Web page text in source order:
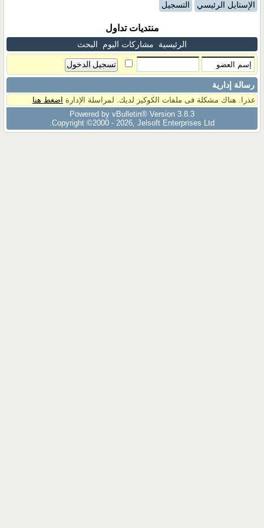
الإستايل الرئيسي التسجيل
منتديات تداول
الرئيسية مشاركات اليوم البحث
رسالة إدارية
عذرا. هناك مشكلة فى ملفات الكوكيز لديك. لمراسلة الإدارة اضغط هنا
Powered by vBulletin® Version 3.8.3
Copyright ©2000 - 2026, Jelsoft Enterprises Ltd.